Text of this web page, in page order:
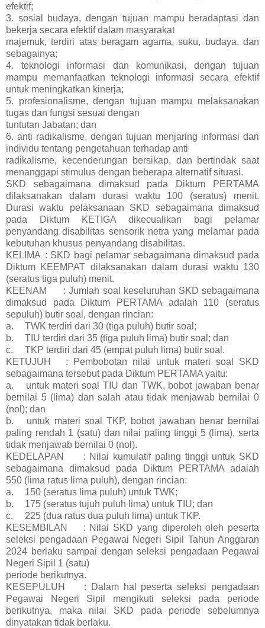
efektif;
3. sosial budaya, dengan tujuan mampu beradaptasi dan
bekerja secara efektif dalam masyarakat
majemuk, terdiri atas beragam agama, suku, budaya, dan
sebagainya;
4. teknologi informasi dan komunikasi, dengan tujuan
mampu memanfaatkan teknologi informasi secara efektif
untuk meningkatkan kinerja;
5. profesionalisme, dengan tujuan mampu melaksanakan
tugas dan fungsi sesuai dengan
tuntutan Jabatan; dan
6. anti radikalisme, dengan tujuan menjaring informasi dari
individu tentang pengetahuan terhadap anti
radikalisme, kecenderungan bersikap, dan bertindak saat
menanggapi stimulus dengan beberapa alternatif situasi.
SKD sebagaimana dimaksud pada Diktum PERTAMA
dilaksanakan dalam durasi waktu 100 (seratus) menit.
Durasi waktu pelaksanaan SKD sebagaimana dimaksud
pada Diktum KETIGA dikecualikan bagi pelamar
penyandang disabilitas sensorik netra yang melamar pada
kebutuhan khusus penyandang disabilitas.
KELIMA : SKD bagi pelamar sebagaimana dimaksud pada
Diktum KEEMPAT dilaksanakan dalam durasi waktu 130
(seratus tiga puluh) menit.
KEENAM
: Jumlah soal keseluruhan SKD sebagaimana
dimaksud pada Diktum PERTAMA adalah 110 (seratus
sepuluh) butir soal, dengan rincian:
a.
TWK terdiri dari 30 (tiga puluh) butir soal;
b.
TIU terdiri dari 35 (tiga puluh lima) butir soal; dan
c.
TKP terdiri dari 45 (empat puluh lima) butir soal.
KETUJUH
: Pembobotan nilai untuk materi soal SKD
sebagaimana tersebut pada Diktum PERTAMA yaitu:
a.
untuk materi soal TIU dan TWK, bobot jawaban benar
bernilai 5 (lima) dan salah atau tidak menjawab bernilai 0
(nol); dan
b.
untuk materi soal TKP, bobot jawaban benar bernilai
paling rendah 1 (satu) dan nilai paling tinggi 5 (lima), serta
tidak menjawab bernilai 0 (nol).
KEDELAPAN
: Nilai kumulatif paling tinggi untuk SKD
sebagaimana dimaksud pada Diktum PERTAMA adalah
550 (lima ratus lima puluh), dengan rincian:
a.
150 (seratus lima puluh) untuk TWK;
b.
175 (seratus tujuh puluh lima) untuk TIU; dan
c.
225 (dua ratus dua puluh lima) untuk TKP.
KESEMBILAN
: Nilai SKD yang diperoleh oleh peserta
seleksi pengadaan Pegawai Negeri Sipil Tahun Anggaran
2024 berlaku sampai dengan seleksi pengadaan Pegawai
Negeri Sipil 1 (satu)
periode berikutnya.
KESEPULUH
: Dalam hal peserta seleksi pengadaan
Pegawai Negeri Sipil mengikuti seleksi pada periode
berikutnya, maka nilai SKD pada periode sebelumnya
dinyatakan tidak berlaku.